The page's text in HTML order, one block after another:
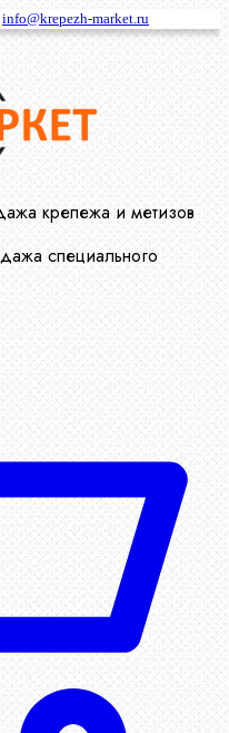
info@krepezh-market.ru
крепежа и метизов
специального